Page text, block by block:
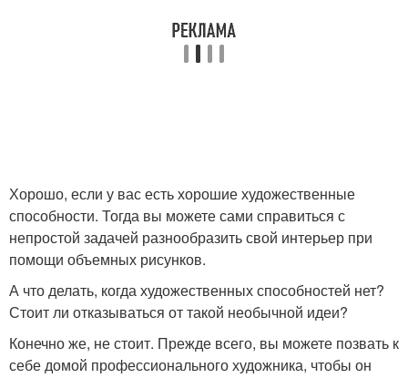
Хорошо, если у вас есть хорошие художественные
способности. Тогда вы можете сами справиться с
непростой задачей разнообразить свой интерьер при
помощи объемных рисунков.
А что делать, когда художественных способностей нет?
Стоит ли отказываться от такой необычной идеи?
Конечно же, не стоит. Прежде всего, вы можете позвать к
себе домой профессионального художника, чтобы он